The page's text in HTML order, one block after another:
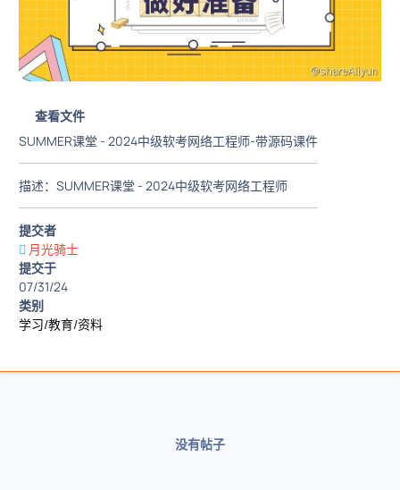
查看文件
SUMMER课堂 - 2024中级软考网络工程师-带源码课件
描述：SUMMER课堂 - 2024中级软考网络工程师
提交者
月光骑士
提交于
07/31/24
类别
学习/教育/资料
没有帖子